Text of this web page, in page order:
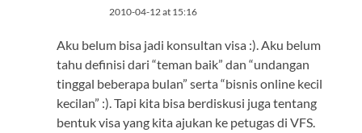
2010-04-12 at 15:16
Aku belum bisa jadi konsultan visa :). Aku belum
tahu definisi dari “teman baik” dan “undangan
tinggal beberapa bulan” serta “bisnis online kecil
kecilan” :). Tapi kita bisa berdiskusi juga tentang
bentuk visa yang kita ajukan ke petugas di VFS.